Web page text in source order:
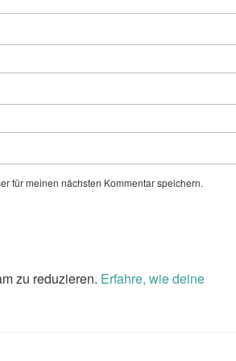
für meinen nächsten Kommentar speichern.
zu reduzieren. Erfahre, wie deine